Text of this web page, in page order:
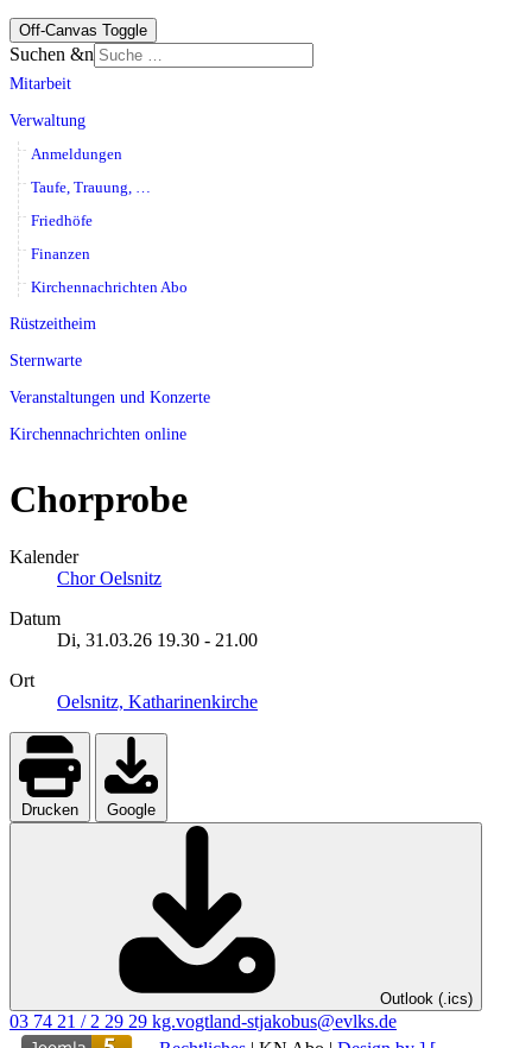
Off-Canvas Toggle
Suchen &n
Mitarbeit
Verwaltung
Anmeldungen
Taufe, Trauung, …
Friedhöfe
Finanzen
Kirchennachrichten Abo
Rüstzeitheim
Sternwarte
Veranstaltungen und Konzerte
Kirchennachrichten online
Chorprobe
Kalender
Chor Oelsnitz
Datum
Di, 31.03.26 19.30 - 21.00
Ort
Oelsnitz, Katharinenkirche
Drucken Google
Outlook (.ics)
03 74 21 / 2 29 29 kg.vogtland-stjakobus@evlks.de